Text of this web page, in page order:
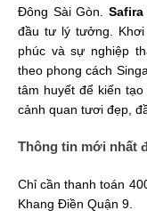
Đông Sài Gòn.
đầu tư lý tưởng.
phúc và sự nghiệp
theo phong cách
tâm huyết để kiến
cảnh quan tươi đẹp,
Thông tin mới nhất
Chỉ cần thanh toán
Khang Điền Quận 9.